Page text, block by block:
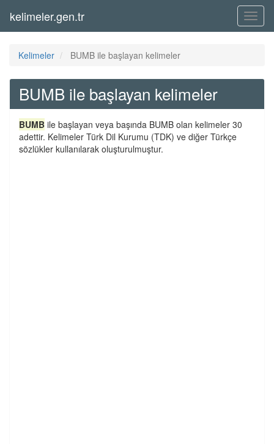
Menü
kelimeler.gen.tr
Kelimeler BUMB ile başlayan kelimeler
BUMB ile başlayan kelimeler
BUMB ile başlayan veya başında BUMB olan kelimeler 30
adettir. Kelimeler Türk Dil Kurumu (TDK) ve diğer Türkçe
sözlükler kullanılarak oluşturulmuştur.